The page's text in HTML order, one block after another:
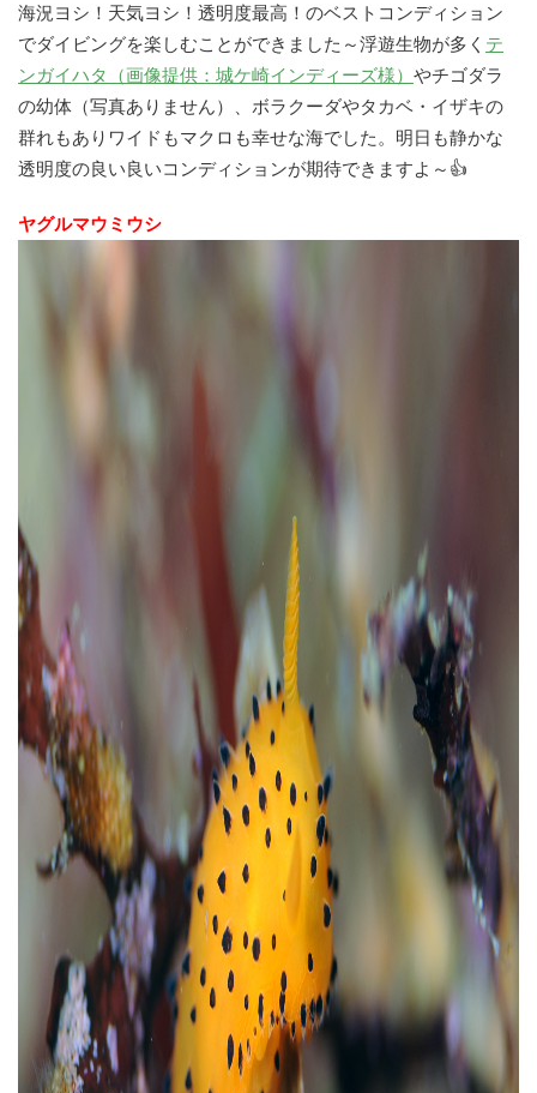
海況ヨシ！天気ヨシ！透明度最高！のベストコンディション
でダイビングを楽しむことができました～浮遊生物が多く テ
ンガイハタ（画像提供：城ケ崎インディーズ様） やチゴダラ
の幼体（写真ありません）、ボラクーダやタカベ・イザキの
群れもありワイドもマクロも幸せな海でした。明日も静かな
透明度の良い良いコンディションが期待できますよ～👍
ヤグルマウミウシ